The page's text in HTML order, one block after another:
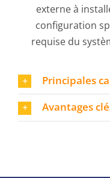
externe à
configuration
requise du
Principales
Avantages